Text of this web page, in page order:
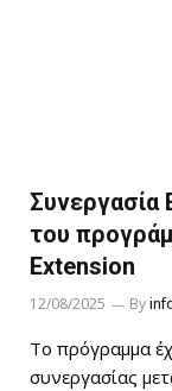
Συνεργασία
του
Extension
12/08/2025 By
Το πρόγραμμα
συνεργασίας